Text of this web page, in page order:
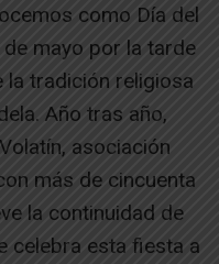
como Día del
mayo por la tarde
tradición religiosa
Año tras año,
asociación
más de cincuenta
la continuidad de
celebra esta fiesta a